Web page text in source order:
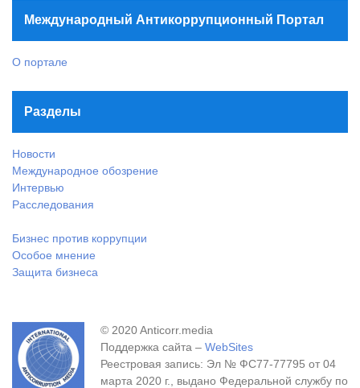
Международный Антикоррупционный Портал
О портале
Разделы
Новости
Международное обозрение
Интервью
Расследования
Бизнес против коррупции
Особое мнение
Защита бизнеса
© 2020 Anticorr.media
Поддержка сайта – WebSites
Реестровая запись: Эл № ФС77-77795 от 04
марта 2020 г., выдано Федеральной службу по